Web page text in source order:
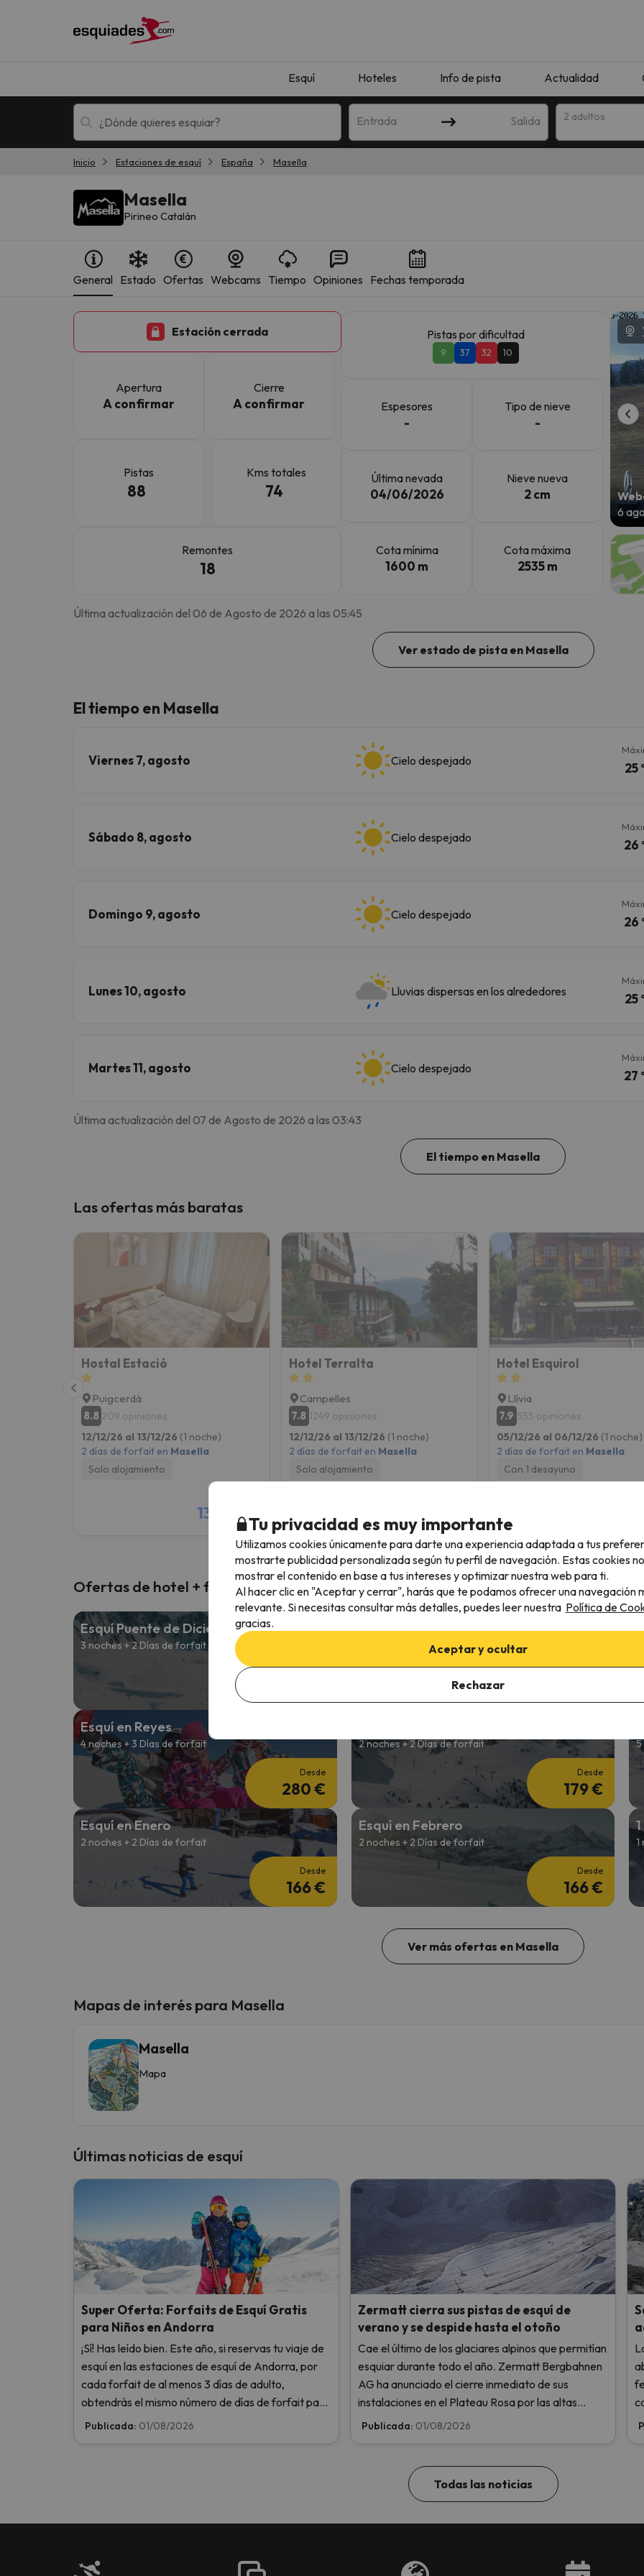
Esquí Hoteles Info de pista Actualidad
Entrada Salida 2 adultos
Inicio Estaciones de esquí España Masella
Masella
Pirineo Catalán
General Estado Ofertas Webcams Tiempo Opiniones Fechas temporada
Estación cerrada
Apertura
A confirmar
Cierre
A confirmar
Pistas
88
Kms totales
74
Remontes
18
Pistas por dificultad
9 37 32 10
Espesores
-
Tipo de nieve
-
Última nevada
04/06/2026
Nieve nueva
2 cm
Cota mínima
1600 m
Cota máxima
2535 m
6
Última actualización del 06 de Agosto de 2026 a las 05:45
Ver estado de pista en Masella
El tiempo en Masella
Viernes 7, agosto Cielo despejado
25
Sábado 8, agosto Cielo despejado
26
Domingo 9, agosto Cielo despejado
26
Lunes 10, agosto Lluvias dispersas en los alrededores
25
Martes 11, agosto Cielo despejado
27
Última actualización del 07 de Agosto de 2026 a las 03:43
El tiempo en Masella
Las ofertas más baratas
Hostal Estació
Puigcerdà
8.8 209 opiniones
12/12/26 al 13/12/26 (1 noche)
2 días de forfait en Masella
Solo alojamiento
136 €
Hotel Terralta
Campelles
7.8 1249 opiniones
12/12/26 al 13/12/26 (1 noche)
2 días de forfait en Masella
Solo alojamiento
140 €
Hotel Esquirol
Llívia
7.9 555 opiniones
05/12/26 al 06/12/26 (1 noche)
2 días de forfait en Masella
Con 1 desayuno
Ofertas de hotel + forfait
Esquí Puente de Diciembre
3 noches + 2 Días de forfait
Esquí en Navidad
4 noches + 3 Días de forfait
Esquí en Reyes
4 noches + 3 Días de forfait
Desde
280 €
2 noches + 2 Días de forfait
Desde
179 €
Esquí en Enero
2 noches + 2 Días de forfait
Desde
166 €
Esquí en Febrero
2 noches + 2 Días de forfait
Desde
166 €
1
Ver más ofertas en Masella
Mapas de interés para Masella
Masella
Mapa
Últimas noticias de esquí
Super Oferta: Forfaits de Esquí Gratis
para Niños en Andorra
¡Sí! Has leído bien. Este año, si reservas tu viaje de
esquí en las estaciones de esquí de Andorra, por
cada forfait de al menos 3 días de adulto,
obtendrás el mismo número de días de forfait para
1 niño totalmente GRATIS. Entra e infórmate aquí.
Publicada: 01/08/2026
Zermatt cierra sus pistas de esquí de
verano y se despide hasta el otoño
Cae el último de los glaciares alpinos que permitían
esquiar durante todo el año. Zermatt Bergbahnen
AG ha anunciado el cierre inmediato de sus
instalaciones en el Plateau Rosa por las altas
temperaturas, sin llegar siquiera a abrir este fin de
Publicada: 01/08/2026
Todas las noticias
Tu privacidad es muy importante
Utilizamos cookies únicamente para darte una experiencia adaptada a tus
mostrarte publicidad personalizada según tu perfil de navegación. Estas cookies
mostrar el contenido en base a tus intereses y optimizar nuestra web para ti.
Al hacer clic en "Aceptar y cerrar", harás que te podamos ofrecer una navegación
relevante. Si necesitas consultar más detalles, puedes leer nuestra Política de
gracias.
Aceptar y ocultar
Rechazar